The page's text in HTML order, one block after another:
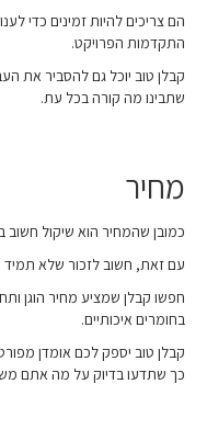
הם צריכים להיות זמינים כדי
התקדמות הפרויקט.
קבלן טוב יוכל גם להסביר את
שתבינו מה קורה בכל עת.
מחיר
כמובן שהמחיר הוא שיקול חשוב
עם זאת, חשוב לזכור שלא תמיד
חפשו קבלן שמציע מחיר הוגן
בחומרים איכותיים.
קבלן טוב יספק לכם אומדן
כך שתדעו בדיוק על מה אתם